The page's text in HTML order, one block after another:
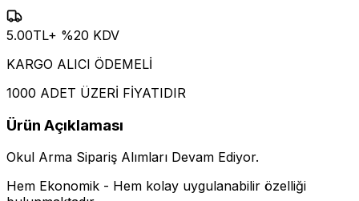
5.00TL+ %20 KDV
KARGO ALICI ÖDEMELİ
1000 ADET ÜZERİ FİYATIDIR
Ürün Açıklaması
Okul Arma Sipariş Alımları Devam Ediyor.
Hem Ekonomik - Hem kolay uygulanabilir özelliği